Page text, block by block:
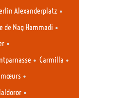
Alexanderplatz •
de Nag Hammadi •
•
• Carmilla •
mœurs •
•